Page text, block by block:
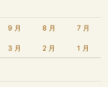
9 月 8 月 7 月
3 月 2 月 1 月